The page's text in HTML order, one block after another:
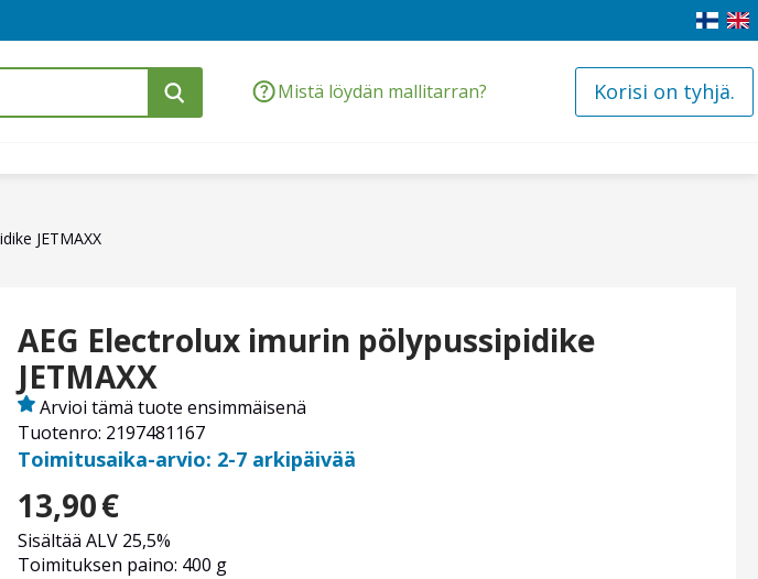
Mistä löydän mallitarran? Korisi on tyhjä.
JETMAXX
AEG Electrolux imurin pölypussipidike
JETMAXX
Tuotenro: 2197481167
Arvioi tämä tuote ensimmäisenä
Toimitusaika-arvio: 2-7 arkipäivää
13,90€
Sisältää ALV 25,5%
Toimituksen paino: 400 g